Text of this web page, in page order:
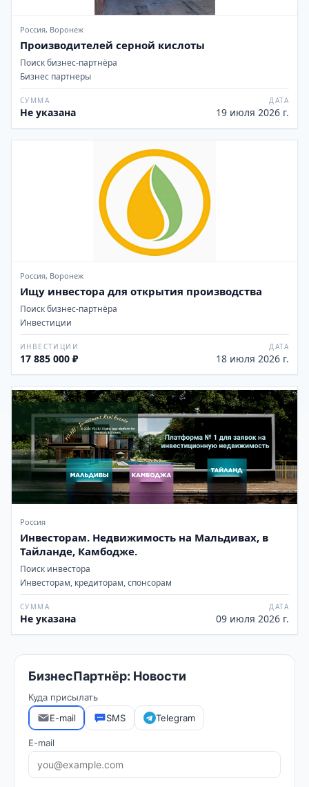
Россия, Воронеж
Производителей серной кислоты
Поиск бизнес-партнёра
Бизнес партнеры
СУММА
Не указана
ДАТА
19 июля 2026 г.
Россия, Воронеж
Ищу инвестора для открытия производства
Поиск бизнес-партнёра
Инвестиции
ИНВЕСТИЦИИ
17 885 000 ₽
ДАТА
18 июля 2026 г.
Россия
Инвесторам. Недвижимость на Мальдивах, в
Тайланде, Камбодже.
Поиск инвестора
Инвесторам, кредиторам, спонсорам
СУММА
Не указана
ДАТА
09 июля 2026 г.